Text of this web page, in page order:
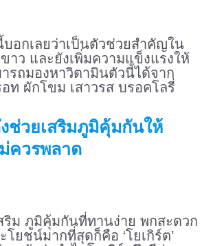
อกเลยว่าเป็นตัวช่วยสำคัญใน
าว และยังเพิ่มความแข็งแรงให้
รถมองหาวิตามินตัวนี้ได้จาก
ท ผักโขม เสาวรส บรอคโลรี่
ช่วยเสริมภูมิคุ้มกันให้
ควรพลาด
ริม ภูมิคุ้มกันที่ทานง่าย พกสะดวก
ยชน์มากที่สุดก็คือ ‘โยเกิร์ต’